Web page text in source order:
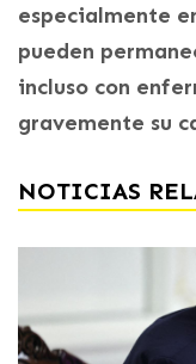
especialmente
pueden
incluso con
gravemente su
NOTICIAS